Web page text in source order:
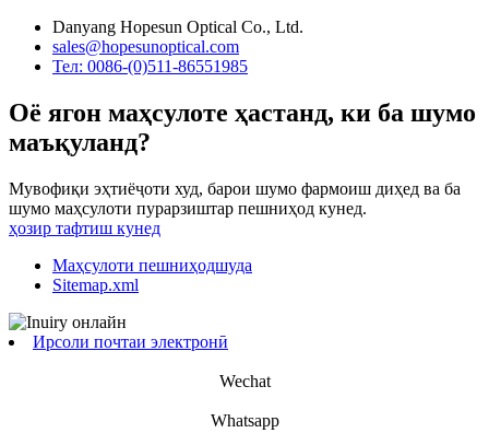
Danyang Hopesun Optical Co., Ltd.
sales@hopesunoptical.com
Тел: 0086-(0)511-86551985
Оё ягон маҳсулоте ҳастанд, ки ба шумо
маъқуланд?
Мувофиқи эҳтиёҷоти худ, барои шумо фармоиш диҳед ва ба
шумо маҳсулоти пурарзиштар пешниҳод кунед.
ҳозир тафтиш кунед
Маҳсулоти пешниҳодшуда
Sitemap.xml
Ирсоли почтаи электронӣ
Wechat
Whatsapp